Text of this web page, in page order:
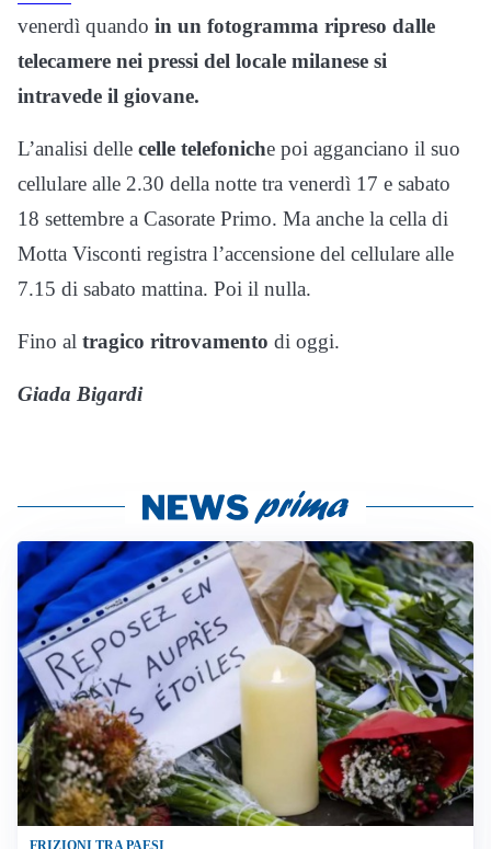
venerdì quando in un fotogramma ripreso dalle
telecamere nei pressi del locale milanese si
intravede il giovane.
L’analisi delle celle telefoniche poi agganciano il suo
cellulare alle 2.30 della notte tra venerdì 17 e sabato
18 settembre a Casorate Primo. Ma anche la cella di
Motta Visconti registra l’accensione del cellulare alle
7.15 di sabato mattina. Poi il nulla.
Fino al tragico ritrovamento di oggi.
Giada Bigardi
FRIZIONI TRA PAESI